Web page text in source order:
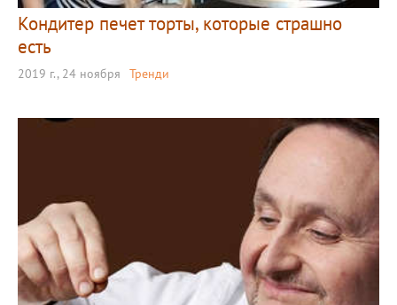
Кондитер печет торты, которые страшно
есть
2019 г., 24 ноября Тренди